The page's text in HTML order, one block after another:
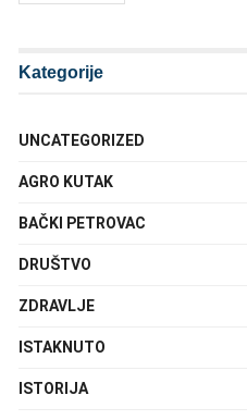
Kategorije
UNCATEGORIZED
AGRO KUTAK
BAČKI PETROVAC
DRUŠTVO
ZDRAVLJE
ISTAKNUTO
ISTORIJA